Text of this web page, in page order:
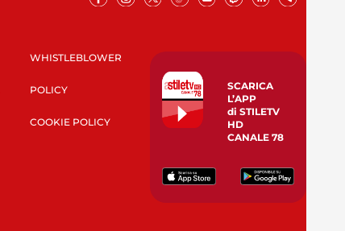
WHISTLEBLOWER
POLICY
COOKIE POLICY
SCARICA
L’APP
di STILETV
HD
CANALE 78